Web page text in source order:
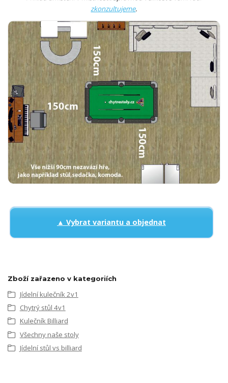
zkonzultujeme.
▲ Vybrat variantu a objednat
Zboží zařazeno v kategoriích
Jídelní kulečník 2v1
Chytrý stůl 4v1
Kulečník Billiard
Všechny naše stoly
Jídelní stůl vs billiard